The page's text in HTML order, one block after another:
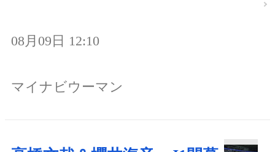
08月09日 12:10
マイナビウーマン